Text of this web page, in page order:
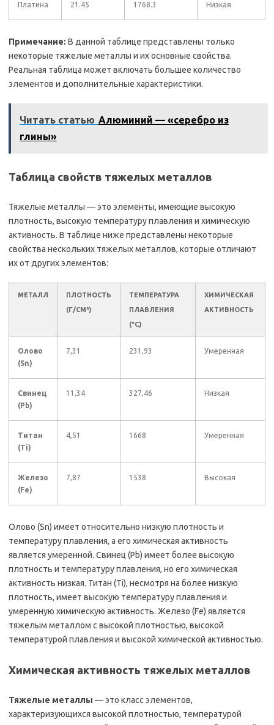
Платина 21.45 1768.3 Низкая
Примечание: В данной таблице представлены только
некоторые тяжелые металлы и их основные свойства.
Реальная таблица может включать большее количество
элементов и дополнительные характеристики.
Читать статью Алюминий — «серебро из
глины»
Таблица свойств тяжелых металлов
Тяжелые металлы — это элементы, имеющие высокую
плотность, высокую температуру плавления и химическую
активность. В таблице ниже представлены некоторые
свойства нескольких тяжелых металлов, которые отличают
их от других элементов:
МЕТАЛЛ
ПЛОТНОСТЬ
(Г/СМ³)
ТЕМПЕРАТУРА
ПЛАВЛЕНИЯ
(°C)
ХИМИЧЕСКАЯ
АКТИВНОСТЬ
Олово
(Sn)
7,31 231,93 Умеренная
Свинец
(Pb)
11,34 327,46 Низкая
Титан
(Ti)
4,51 1668 Умеренная
Железо
(Fe)
7,87 1538 Высокая
Олово (Sn) имеет относительно низкую плотность и
температуру плавления, а его химическая активность
является умеренной. Свинец (Pb) имеет более высокую
плотность и температуру плавления, но его химическая
активность низкая. Титан (Ti), несмотря на более низкую
плотность, имеет высокую температуру плавления и
умеренную химическую активность. Железо (Fe) является
тяжелым металлом с высокой плотностью, высокой
температурой плавления и высокой химической активностью.
Химическая активность тяжелых металлов
Тяжелые металлы — это класс элементов,
характеризующихся высокой плотностью, температурой